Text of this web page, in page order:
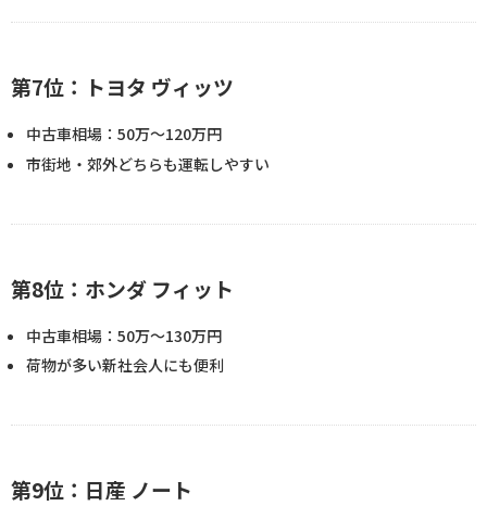
第7位：トヨタ ヴィッツ
中古車相場：50万〜120万円
市街地・郊外どちらも運転しやすい
第8位：ホンダ フィット
中古車相場：50万〜130万円
荷物が多い新社会人にも便利
第9位：日産 ノート